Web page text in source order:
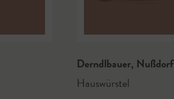
Derndlbauer, Nußdorf
Hauswürstel